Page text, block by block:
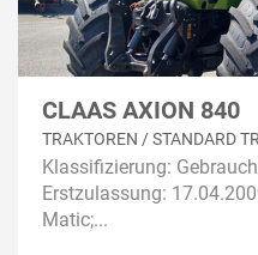
CLAAS AXION 840
TRAKTOREN / STANDARD
Klassifizierung:
Erstzulassung:
Matic;...